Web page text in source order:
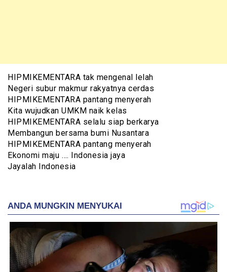
HIPMIKEMENTARA tak mengenal lelah
Negeri subur makmur rakyatnya cerdas
HIPMIKEMENTARA pantang menyerah
Kita wujudkan UMKM naik kelas
HIPMIKEMENTARA selalu siap berkarya
Membangun bersama bumi Nusantara
HIPMIKEMENTARA pantang menyerah
Ekonomi maju …. Indonesia jaya
Jayalah Indonesia